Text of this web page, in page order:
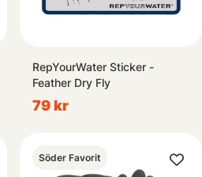
RepYourWater Sticker -
Feather Dry Fly
79 kr
Söder Favorit